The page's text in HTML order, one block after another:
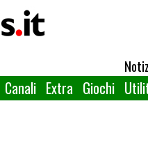
Canali Extra Giochi